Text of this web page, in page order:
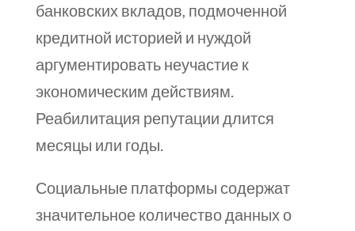
банковских вкладов, подмоченной
кредитной историей и нуждой
аргументировать неучастие к
экономическим действиям.
Реабилитация репутации длится
месяцы или годы.
Социальные платформы содержат
значительное количество данных о